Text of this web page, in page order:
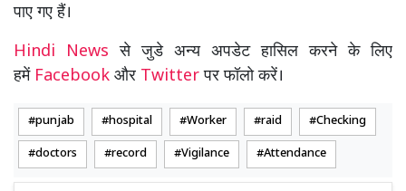
पाए गए हैं।
Hindi Newsसे जुडे अन्य अपडेट हासिल करने के लिए
हमें Facebook और Twitterपर फॉलो करें।
punjab hospital Worker raid Checking
doctors record Vigilance Attendance